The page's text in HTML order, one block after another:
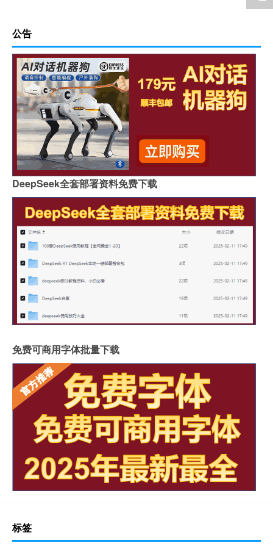
公告
DeepSeek全套部署资料免费下载
免费可商用字体批量下载
标签